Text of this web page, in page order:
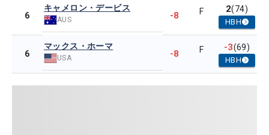
6
キャメロン・デービス
AUS -8 F 2(74)
HBH
6
マックス・ホーマ
USA -8 F -3(69)
HBH